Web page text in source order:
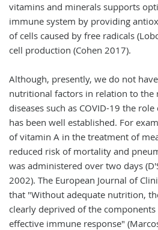
vitamins and minerals supports
immune system by providing
of cells caused by free radicals
cell production (Cohen 2017).
Although, presently, we do not
nutritional factors in relation to the
diseases such as COVID-19 the
has been well established. For
of vitamin A in the treatment of
reduced risk of mortality and
was administered over two days
2002). The European Journal of
that "Without adequate nutrition,
clearly deprived of the components
effective immune response"